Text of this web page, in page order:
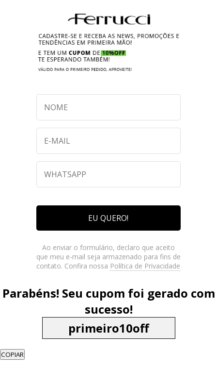
EU QUERO!
Ao enviar o formulário, declaro que aceito
que meu e-mail seja armazenado para fins de
contato. Confira nossa Política de Privacidade
Parabéns! Seu cupom foi gerado com
sucesso!
COPIAR